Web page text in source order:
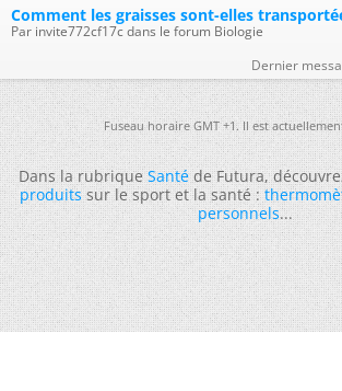
Comment les graisses sont-elles
Par invite772cf17c dans le forum Biologie
Dernier
Fuseau horaire GMT +1. Il est
Dans la rubriqueSantéde Futura,
produitssur le sport et la santé :
personnels...